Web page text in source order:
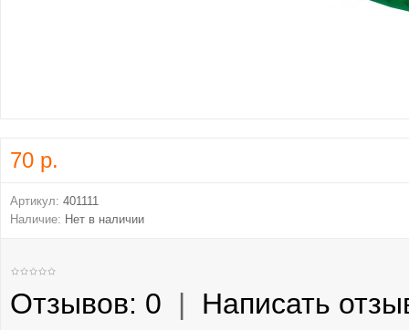
70 р.
Артикул: 401111
Наличие: Нет в наличии
Отзывов: 0 | Написать